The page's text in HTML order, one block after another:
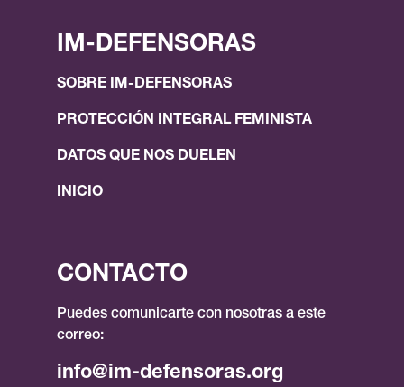
IM-DEFENSORAS
SOBRE IM-DEFENSORAS
PROTECCIÓN INTEGRAL FEMINISTA
DATOS QUE NOS DUELEN
INICIO
CONTACTO
Puedes comunicarte con nosotras a este
correo:
info@im-defensoras.org